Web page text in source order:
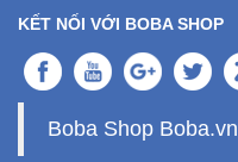
KẾT NỐI VỚI BOBA SHOP
Boba Shop Boba.vn